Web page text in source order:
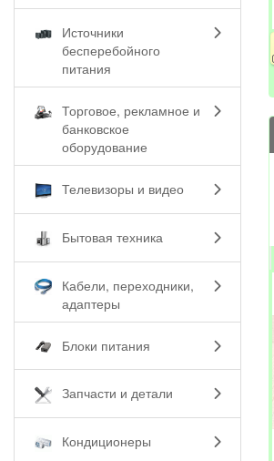
Источники
бесперебойного
питания
Торговое, рекламное и
банковское
оборудование
Телевизоры и видео
Бытовая техника
Кабели, переходники,
адаптеры
Блоки питания
Запчасти и детали
Кондиционеры